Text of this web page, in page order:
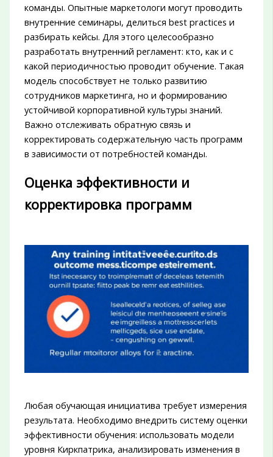
команды. Опытные маркетологи могут проводить
внутренние семинары, делиться best practices и
разбирать кейсы. Для этого целесообразно
разработать внутренний регламент: кто, как и с
какой периодичностью проводит обучение. Такая
модель способствует не только развитию
сотрудников маркетинга, но и формированию
устойчивой корпоративной культуры знаний.
Важно отслеживать обратную связь и
корректировать содержательную часть программ
в зависимости от потребностей команды.
Оценка эффективности и
корректировка программ
Любая обучающая инициатива требует измерения
результата. Необходимо внедрить систему оценки
эффективности обучения: использовать модели
уровня Киркпатрика, анализировать изменения в